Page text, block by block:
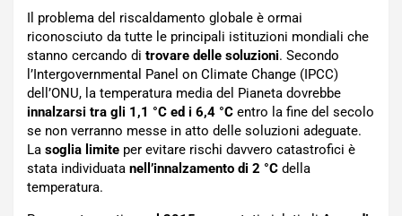
Il problema del riscaldamento globale è ormai
riconosciuto da tutte le principali istituzioni mondiali che
stanno cercando di trovare delle soluzioni. Secondo
l’Intergovernmental Panel on Climate Change (IPCC)
dell’ONU, la temperatura media del Pianeta dovrebbe
innalzarsi tra gli 1,1 °C ed i 6,4 °C entro la fine del secolo
se non verranno messe in atto delle soluzioni adeguate.
La soglia limite per evitare rischi davvero catastrofici è
stata individuata nell’innalzamento di 2 °C della
temperatura.